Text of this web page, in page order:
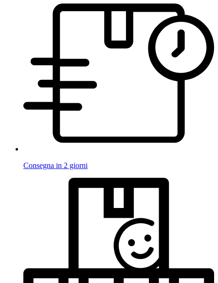
Consegna in 2 giorni